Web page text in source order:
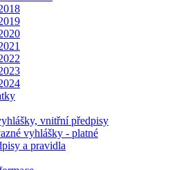
vnitřní předpisy
vyhlášky - platné
a pravidla